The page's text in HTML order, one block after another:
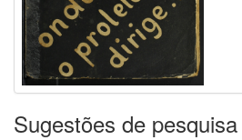
Sugestões de pesquisa